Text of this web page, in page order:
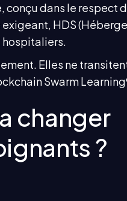
dans le respect
HDS
hospitaliers.
Elles ne
Swarm
changer
?